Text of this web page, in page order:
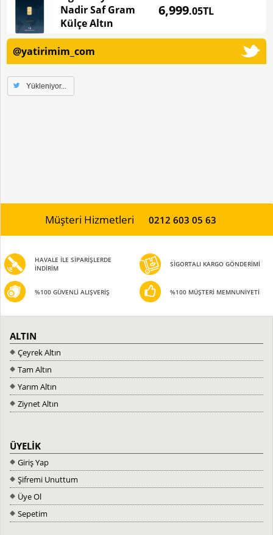
Nadir Saf Gram
Külçe Altın
6,999.05TL
@yatirimim_com
Yükleniyor...
Müşteri Hizmetleri 0212 603 05 63
HAVALE İLE SİPARİŞLERDE
İNDİRİM
SİGORTALI KARGO GÖNDERİMİ
%100 GÜVENLİ ALIŞVERİŞ %100 MÜŞTERİ MEMNUNİYETİ
ALTIN
Çeyrek Altın
Tam Altın
Yarım Altın
Ziynet Altın
ÜYELİK
Giriş Yap
Şifremi Unuttum
Üye Ol
Sepetim